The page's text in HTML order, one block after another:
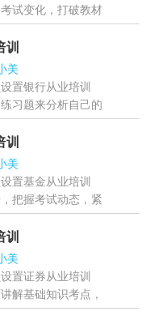
试变化，打破教材
出每科重难点、必
效精确复习，有效
答题思...
训
美
置银行从业培训
习题来分析自己的
点的巩固，机考模
量仿真试题，题型
，帮助考...
训
美
置基金从业培训
把握考试动态，紧
统讲解，剖析解题
，梳理学习思路，
模拟...
训
美
置证券从业培训
解基础知识考点，
炼，剔除无效内